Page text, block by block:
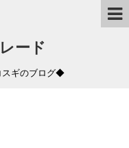
ード
ギのブログ◆